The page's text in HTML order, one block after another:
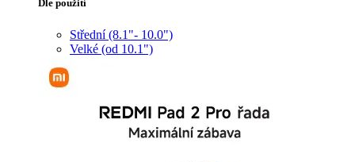
Dle použití
Střední (8.1"- 10.0")
Velké (od 10.1")